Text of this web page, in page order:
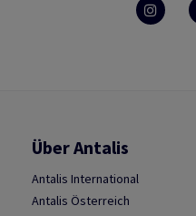
Über Antalis
Antalis International
Antalis Österreich